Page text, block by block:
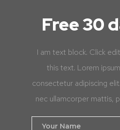
Free 30
I am text block. Click
this text. Lorem
consectetur adipiscing
nec ullamcorper mattis,